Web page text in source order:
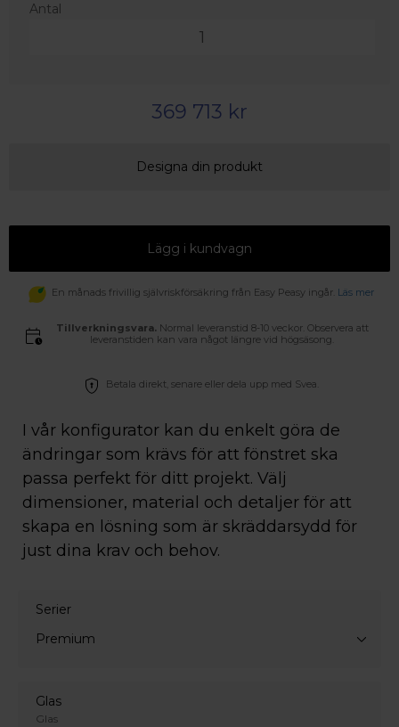
Antal
369 713 kr
Designa din produkt
Lägg i kundvagn
En månads frivillig självriskförsäkring från Easy Peasy ingår. Läs mer
Tillverkningsvara. Normal leveranstid 8-10 veckor. Observera att
leveranstiden kan vara något längre vid högsäsong.
Betala direkt, senare eller dela upp med Svea.
I vår konfigurator kan du enkelt göra de
ändringar som krävs för att fönstret ska
passa perfekt för ditt projekt. Välj
dimensioner, material och detaljer för att
skapa en lösning som är skräddarsydd för
just dina krav och behov.
Serier
Premium
Glas
Glas